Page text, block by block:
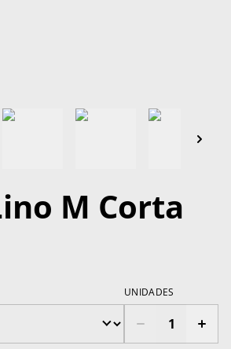
M Corta
UNIDADES